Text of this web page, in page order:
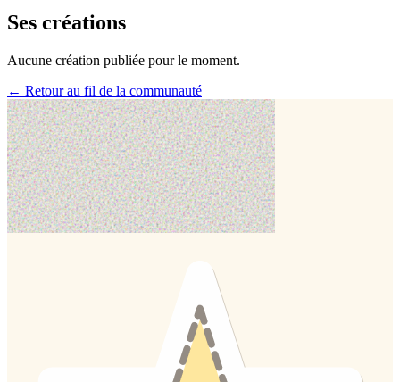
Ses créations
Aucune création publiée pour le moment.
← Retour au fil de la communauté